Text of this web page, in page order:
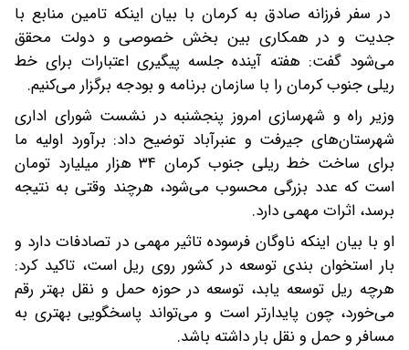
در سفر فرزانه صادق به کرمان با بیان اینکه تامین منابع با
جدیت و در همکاری بین بخش خصوصی و دولت محقق
می‌شود گفت: هفته آینده جلسه پیگیری اعتبارات برای خط
ریلی جنوب کرمان را با سازمان‌ برنامه و بودجه برگزار می‌کنیم.
وزیر راه و شهرسازی امروز پنجشنبه در نشست شورای اداری
شهرستان‌های جیرفت و عنبرآباد توضیح داد: برآورد اولیه ما
برای ساخت خط ریلی جنوب کرمان ۳۴ هزار میلیارد تومان
است که عدد بزرگی محسوب می‌شود، هرچند وقتی به نتیجه
برسد، اثرات مهمی دارد.
او با بیان اینکه ناوگان فرسوده تاثیر مهمی در تصادفات دارد و
بار استخوان بندی توسعه در کشور روی ریل است، تاکید کرد:
هرچه ریل توسعه یابد، توسعه در حوزه حمل و نقل بهتر رقم
می‌خورد، چون پایدارتر است و می‌تواند پاسخگویی بهتری به
مسافر و حمل و نقل بار داشته باشد.